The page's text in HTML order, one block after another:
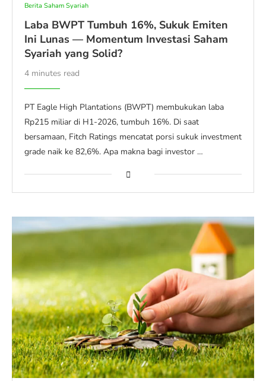
Berita Saham Syariah
Laba BWPT Tumbuh 16%, Sukuk Emiten
Ini Lunas — Momentum Investasi Saham
Syariah yang Solid?
4 minutes read
PT Eagle High Plantations (BWPT) membukukan laba
Rp215 miliar di H1-2026, tumbuh 16%. Di saat
bersamaan, Fitch Ratings mencatat porsi sukuk investment
grade naik ke 82,6%. Apa makna bagi investor …